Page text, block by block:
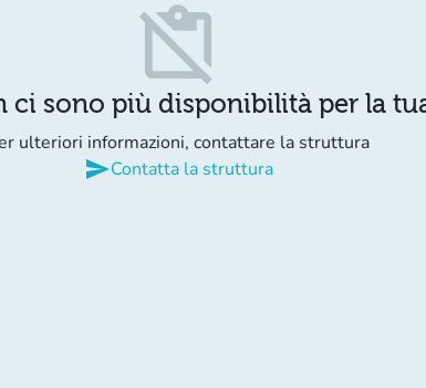
content_paste_off
ci sono più disponibilità per la
ulteriori informazioni, contattare la struttura
sendContatta la struttura